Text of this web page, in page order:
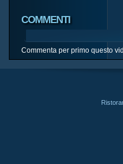
COMMENTI
Commenta per primo questo